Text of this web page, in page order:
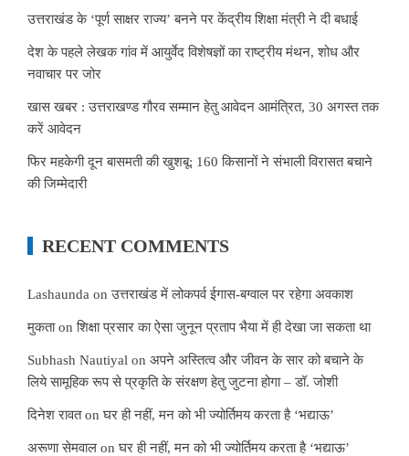
उत्तराखंड के ‘पूर्ण साक्षर राज्य’ बनने पर केंद्रीय शिक्षा मंत्री ने दी बधाई
देश के पहले लेखक गांव में आयुर्वेद विशेषज्ञों का राष्ट्रीय मंथन, शोध और
नवाचार पर जोर
खास खबर : उत्तराखण्ड गौरव सम्मान हेतु आवेदन आमंत्रित, 30 अगस्त तक
करें आवेदन
फिर महकेगी दून बासमती की खुशबू: 160 किसानों ने संभाली विरासत बचाने
की जिम्मेदारी
RECENT COMMENTS
Lashaunda onउत्तराखंड में लोकपर्व ईगास-बग्वाल पर रहेगा अवकाश
मुकताonशिक्षा प्रसार का ऐसा जुनून प्रताप भैया में ही देखा जा सकता था
Subhash Nautiyal on अपने अस्तित्व और जीवन के सार को बचाने के
लिये सामूहिक रूप से प्रकृति के संरक्षण हेतु जुटना होगा – डॉ. जोशी
दिनेश रावतonघर ही नहीं, मन को भी ज्योर्तिमय करता है ‘भद्याऊ’
अरूणा सेमवाल onघर ही नहीं, मन को भी ज्योर्तिमय करता है ‘भद्याऊ’